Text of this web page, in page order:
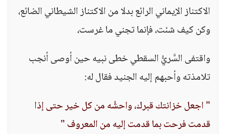
الاكتناز الإيماني الرائع بدلا من الاكتناز الشيطاني الضائع،
وكن كيف شئت، فإنما تجني ما غرست،
واقتفى السَّريُّ السقطي خطى نبيه حين أوصى أنجب
تلامذته وأحبهم إليه الجنيد فقال له:
" اجعل خزانتك قبرك، واحشُه من كل خير حتى إذا
قدمت فرحت بما قدمت إليه من المعروف "